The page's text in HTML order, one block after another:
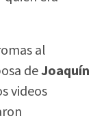
al
deJoaquín
videos